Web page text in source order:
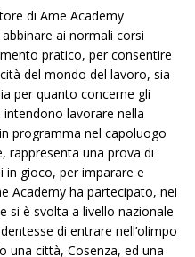
di Ame Academy
ai normali corsi
pratico, per consentire
del mondo del lavoro, sia
per quanto concerne gli
lavorare nella
programma nel capoluogo
rappresenta una prova di
in gioco, per imparare e
Academy ha partecipato, nei
si è svolta a livello nazionale
di entrare nell’olimpo
una città, Cosenza, ed una